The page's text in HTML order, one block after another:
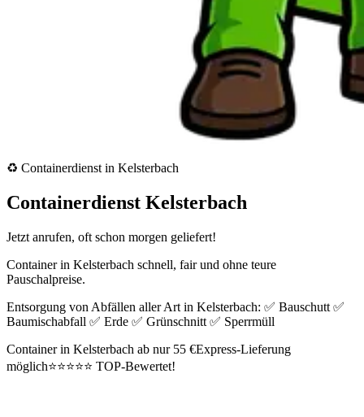
♻️ Containerdienst in Kelsterbach
Containerdienst Kelsterbach
Jetzt anrufen, oft schon morgen geliefert!
Container in Kelsterbach schnell, fair und ohne teure
Pauschalpreise.
Entsorgung von Abfällen aller Art in Kelsterbach: ✅ Bauschutt ✅
Baumischabfall ✅ Erde ✅ Grünschnitt ✅ Sperrmüll
Container in Kelsterbach ab nur 55 €Express-Lieferung
möglich⭐⭐⭐⭐⭐ TOP-Bewertet!